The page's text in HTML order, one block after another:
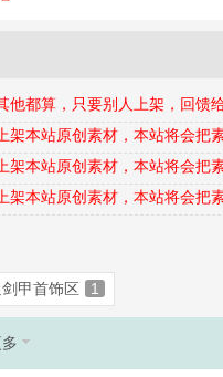
他都算，只要别人上架，回馈
架本站原创素材，本站将会把
架本站原创素材，本站将会把
架本站原创素材，本站将会把
甲首饰区 1